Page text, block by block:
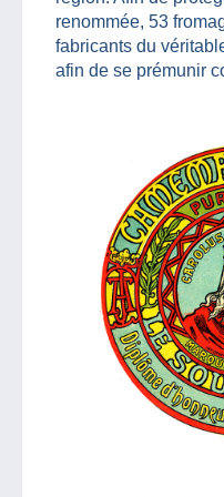
renommée, 53
fabricants du
afin de se prémunir